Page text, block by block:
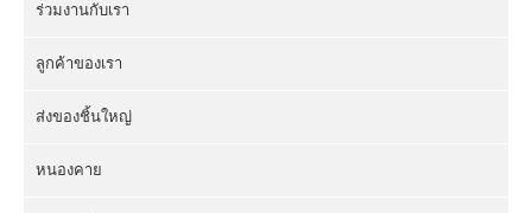
ร่วมงานกับเรา
ลูกค้าของเรา
ส่งของชิ้นใหญ่
หนองคาย